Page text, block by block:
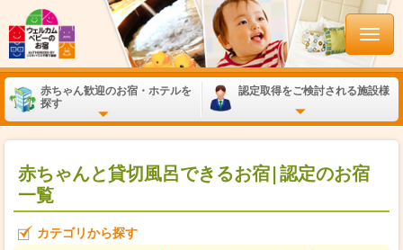
赤ちゃん歓迎のお宿・ホテルを
探す
認定取得をご検討される施設様
赤ちゃんと貸切風呂できるお宿|認定のお宿
一覧
カテゴリから探す